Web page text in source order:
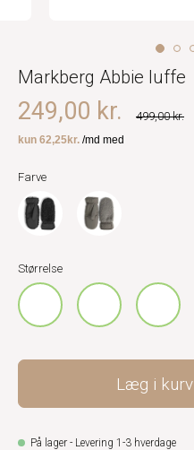
Markberg Abbie luffe
499,00 kr.
249,00 kr.
Farve
Størrelse
Læg i kurv
På lager - Levering 1-3 hverdage